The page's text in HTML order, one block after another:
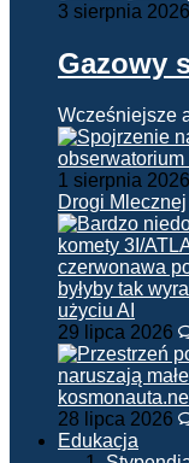
3 sierpnia 2026
Gazowy
Wcześniejsze
1 sierpnia 2026
Drogi Mlecznej
29 lipca 2026
28 lipca 2026
Edukacja